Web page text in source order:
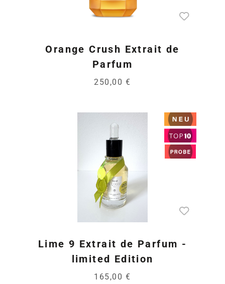
Orange Crush Extrait de
Parfum
250,00 €
Lime 9 Extrait de Parfum -
limited Edition
165,00 €